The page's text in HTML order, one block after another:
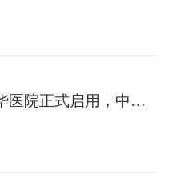
新华医院正式启用，中安科子公司深圳威大展现智慧医疗领域专业实力